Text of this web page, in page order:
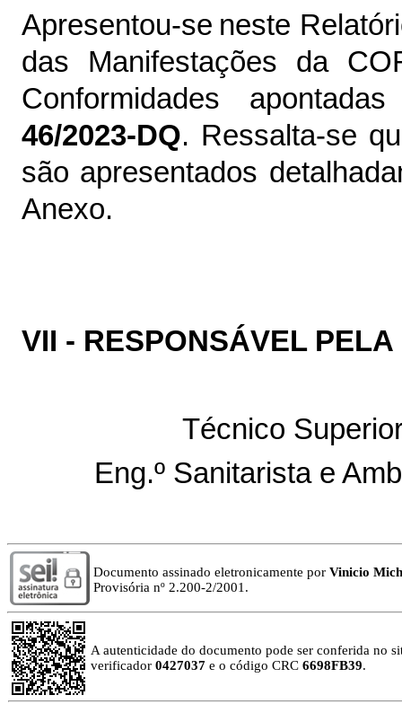
Apresentou-se neste
das Manifestações da
Conformidades
46/2023-DQ. Ressalta-se
são apresentados
Anexo.
VII - RESPONSÁVEL
Técnico
Eng.º Sanitarista e
Documento assinado eletronicamente por Vinicio
Provisória nº 2.200-2/2001.
A autenticidade do documento pode ser conferida no
verificador 0427037 e o código CRC 6698FB39.